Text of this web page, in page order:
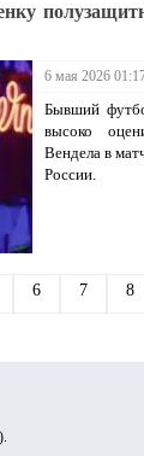
6 мая 2026
Бывший
высоко
Вендела в
России.
6 7 8
).